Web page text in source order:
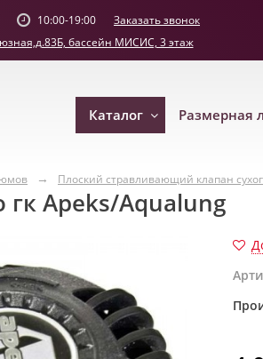
10:00-19:00
Заказать звонок
бассейн МИСИС, 3 этаж
Каталог Размерная
Плоский стравливающий клапан
Apeks/Aqualung